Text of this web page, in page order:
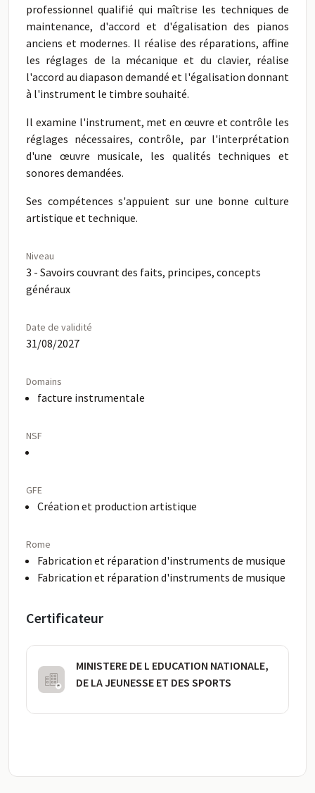
professionnel qualifié qui maîtrise les techniques de
maintenance, d'accord et d'égalisation des pianos
anciens et modernes. Il réalise des réparations, affine
les réglages de la mécanique et du clavier, réalise
l'accord au diapason demandé et l'égalisation donnant
à l'instrument le timbre souhaité.
Il examine l'instrument, met en œuvre et contrôle les
réglages nécessaires, contrôle, par l'interprétation
d'une œuvre musicale, les qualités techniques et
sonores demandées.
Ses compétences s'appuient sur une bonne culture
artistique et technique.
Niveau
3 - Savoirs couvrant des faits, principes, concepts
généraux
Date de validité
31/08/2027
Domains
facture instrumentale
NSF
GFE
Création et production artistique
Rome
Fabrication et réparation d'instruments de musique
Fabrication et réparation d'instruments de musique
Certificateur
MINISTERE DE L EDUCATION NATIONALE,
DE LA JEUNESSE ET DES SPORTS